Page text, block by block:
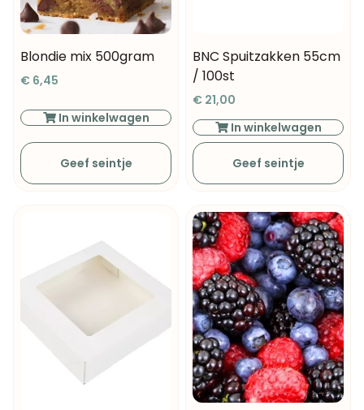
Blondie mix 500gram
€ 6,45
In winkelwagen
Geef seintje
BNC Spuitzakken 55cm
/ 100st
€ 21,00
In winkelwagen
Geef seintje